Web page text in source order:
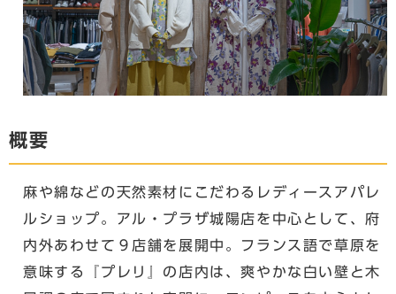
概要
麻や綿などの天然素材にこだわるレディースアパレ
ルショップ。アル・プラザ城陽店を中心として、府
内外あわせて９店舗を展開中。フランス語で草原を
意味する『プレリ』の店内は、爽やかな白い壁と木